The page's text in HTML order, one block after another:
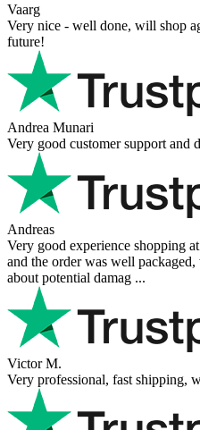
Vaarg
Very nice - well done, will shop
future!
Andrea Munari
Very good customer support and
Andreas
Very good experience shopping
and the order was well
about potential damag ...
Victor M.
Very professional, fast shipping,